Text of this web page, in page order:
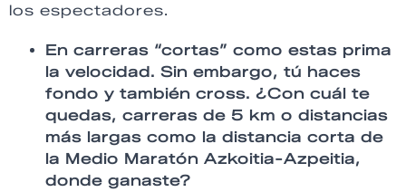
los espectadores.
En carreras “cortas” como estas prima
la velocidad. Sin embargo, tú haces
fondo y también cross. ¿Con cuál te
quedas, carreras de 5 km o distancias
más largas como la distancia corta de
la Medio Maratón Azkoitia-Azpeitia,
donde ganaste?